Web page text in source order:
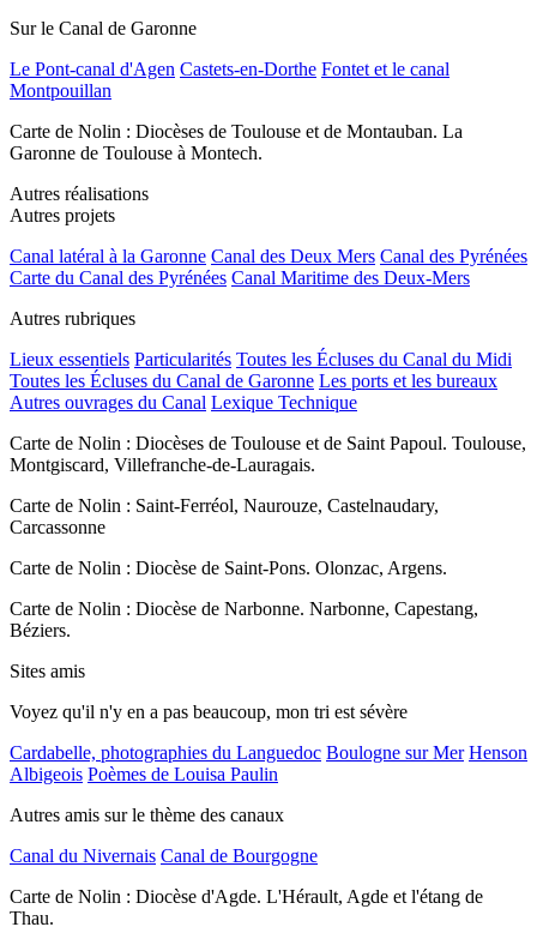
Sur le Canal de Garonne
Le Pont-canal d'Agen Castets-en-Dorthe Fontet et le canal
Montpouillan
Carte de Nolin : Diocèses de Toulouse et de Montauban. La
Garonne de Toulouse à Montech.
Autres réalisations
Autres projets
Canal latéral à la Garonne Canal des Deux Mers Canal des Pyrénées
Carte du Canal des Pyrénées Canal Maritime des Deux-Mers
Autres rubriques
Lieux essentiels Particularités Toutes les Écluses du Canal du Midi
Toutes les Écluses du Canal de Garonne Les ports et les bureaux
Autres ouvrages du Canal Lexique Technique
Carte de Nolin : Diocèses de Toulouse et de Saint Papoul. Toulouse,
Montgiscard, Villefranche-de-Lauragais.
Carte de Nolin : Saint-Ferréol, Naurouze, Castelnaudary,
Carcassonne
Carte de Nolin : Diocèse de Saint-Pons. Olonzac, Argens.
Carte de Nolin : Diocèse de Narbonne. Narbonne, Capestang,
Béziers.
Sites amis
Voyez qu'il n'y en a pas beaucoup, mon tri est sévère
Cardabelle, photographies du Languedoc Boulogne sur Mer Henson
Albigeois Poèmes de Louisa Paulin
Autres amis sur le thème des canaux
Canal du Nivernais Canal de Bourgogne
Carte de Nolin : Diocèse d'Agde. L'Hérault, Agde et l'étang de
Thau.